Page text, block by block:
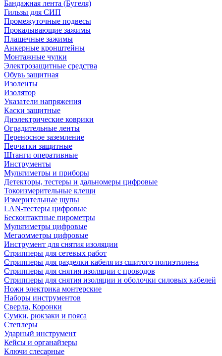
Бандажная лента (Бугеля)
Гильзы для СИП
Промежуточные подвесы
Прокалывающие зажимы
Плашечные зажимы
Анкерные кронштейны
Монтажные чулки
Электрозащитные средства
Обувь защитная
Изоленты
Изолятор
Указатели напряжения
Каски защитные
Диэлектрические коврики
Оградительные ленты
Переносное заземление
Перчатки защитные
Штанги оперативные
Инструменты
Мультиметры и приборы
Детекторы, тестеры и дальномеры цифровые
Токоизмерительные клещи
Измерительные щупы
LAN-тестеры цифровые
Бесконтактные пирометры
Мультиметры цифровые
Мегаомметры цифровые
Инструмент для снятия изоляции
Стрипперы для сетевых работ
Стрипперы для разделки кабеля из сшитого полиэтилена
Cтрипперы для снятия изоляции с проводов
Стрипперы для снятия изоляции и оболочки силовых кабелей
Ножи электрика монтерские
Наборы инструментов
Сверла, Коронки
Сумки, рюкзаки и пояса
Степлеры
Ударный инструмент
Кейсы и органайзеры
Ключи слесарные